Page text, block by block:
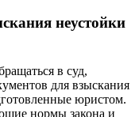
неустойки
в суд,
для взыскания
юристом.
нормы закона и